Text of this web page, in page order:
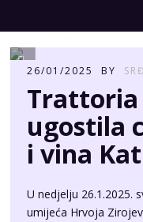
26/01/2025 BY
Trattoria
ugostila
i vina
U nedjelju 26.1.2025.
umijeća Hrvoja